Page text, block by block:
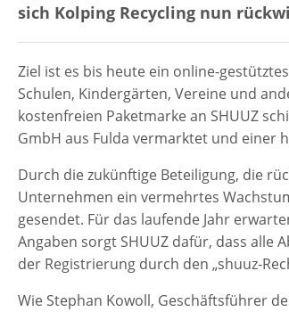
sich Kolping Recycling nun
Ziel ist es bis heute ein online-
Schulen, Kindergärten, Vereine und
kostenfreien Paketmarke an SHUUZ
GmbH aus Fulda vermarktet und einer
Durch die zukünftige Beteiligung, die
Unternehmen ein vermehrtes
gesendet. Für das laufende Jahr
Angaben sorgt SHUUZ dafür, dass alle
der Registrierung durch den „shuuz-
Wie Stephan Kowoll, Geschäftsführer